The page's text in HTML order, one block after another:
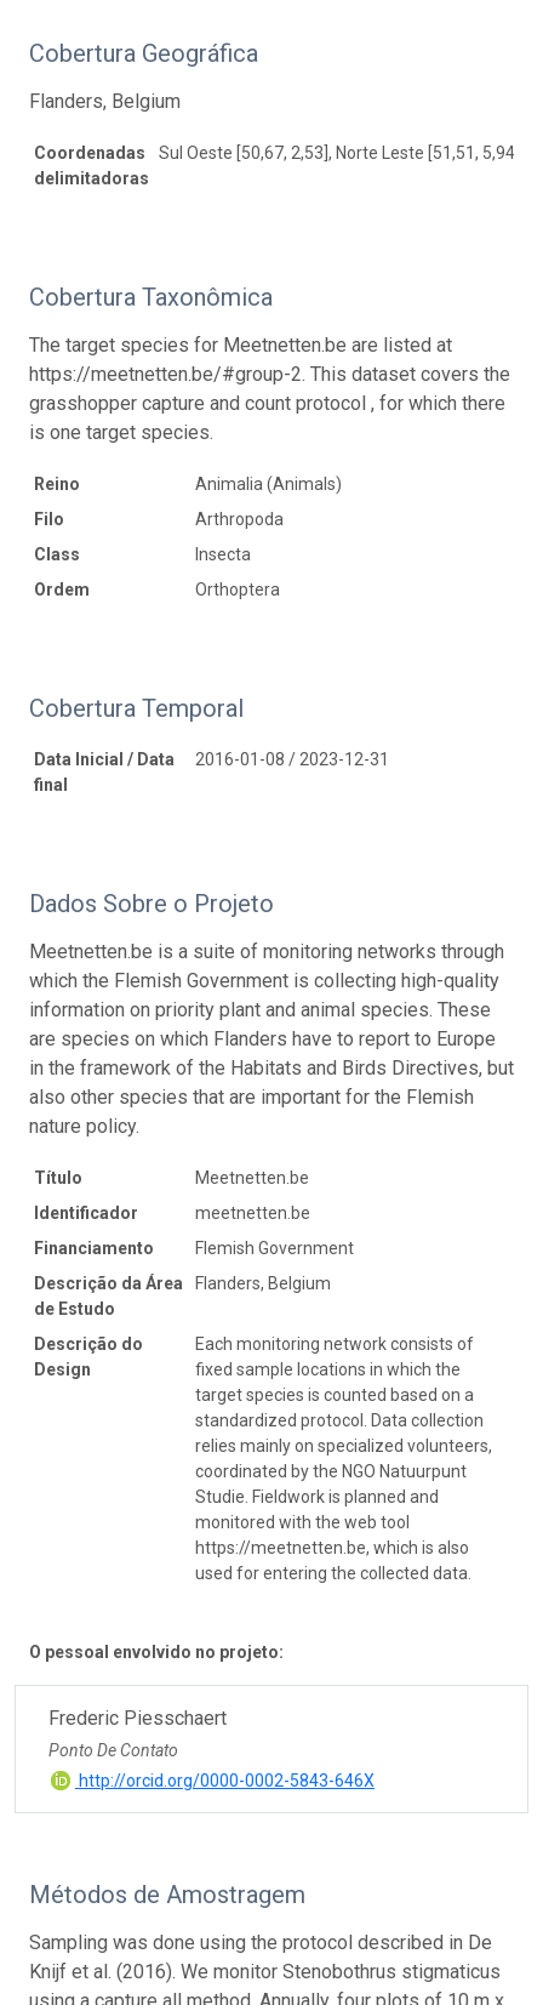
Cobertura Geográfica
Flanders, Belgium
Coordenadas
delimitadoras
Sul Oeste [50,67, 2,53], Norte Leste [51,51, 5,94]
Cobertura Taxonômica
The target species for Meetnetten.be are listed at
https://meetnetten.be/#group-2. This dataset covers the
grasshopper capture and count protocol , for which there
is one target species.
Reino
Animalia (Animals)
Filo
Arthropoda
Class
Insecta
Ordem
Orthoptera
Cobertura Temporal
Data Inicial / Data
final
2016-01-08 / 2023-12-31
Dados Sobre o Projeto
Meetnetten.be is a suite of monitoring networks through
which the Flemish Government is collecting high-quality
information on priority plant and animal species. These
are species on which Flanders have to report to Europe
in the framework of the Habitats and Birds Directives, but
also other species that are important for the Flemish
nature policy.
Título
Meetnetten.be
Identificador
meetnetten.be
Financiamento
Flemish Government
Descrição da Área
de Estudo
Flanders, Belgium
Descrição do
Design
Each monitoring network consists of
fixed sample locations in which the
target species is counted based on a
standardized protocol. Data collection
relies mainly on specialized volunteers,
coordinated by the NGO Natuurpunt
Studie. Fieldwork is planned and
monitored with the web tool
https://meetnetten.be, which is also
used for entering the collected data.
O pessoal envolvido no projeto:
Frederic Piesschaert
Ponto De Contato
http://orcid.org/0000-0002-5843-646X
Métodos de Amostragem
Sampling was done using the protocol described in De
Knijf et al. (2016). We monitor Stenobothrus stigmaticus